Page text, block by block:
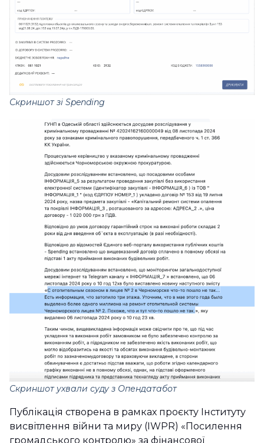
Скриншот зі Spending
Скриншот ухвали суду з Опендатабот
Публікація створена в рамках проєкту Інституту
висвітлення війни та миру (IWPR) «Посилення
громадського контролю» за фінансової